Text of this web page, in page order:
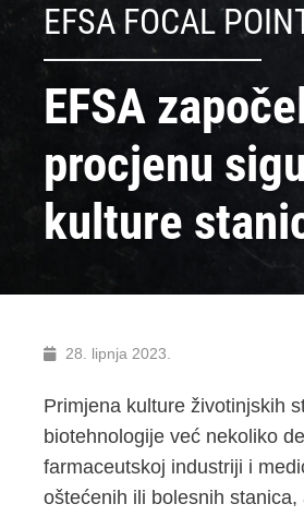
EFSA FOCAL
EFSA
procjenu
kulture
28. lipnja 2023.
Primjena kulture životinjskih
biotehnologije već nekoliko
farmaceutskoj industriji i
oštećenih ili bolesnih